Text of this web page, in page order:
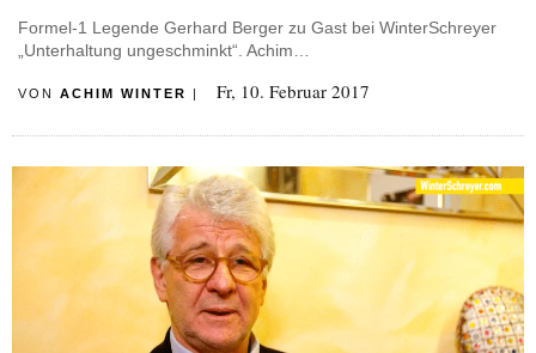
Formel-1 Legende Gerhard Berger zu Gast bei WinterSchreyer
„Unterhaltung ungeschminkt“. Achim…
VON ACHIM WINTER Fr, 10. Februar 2017